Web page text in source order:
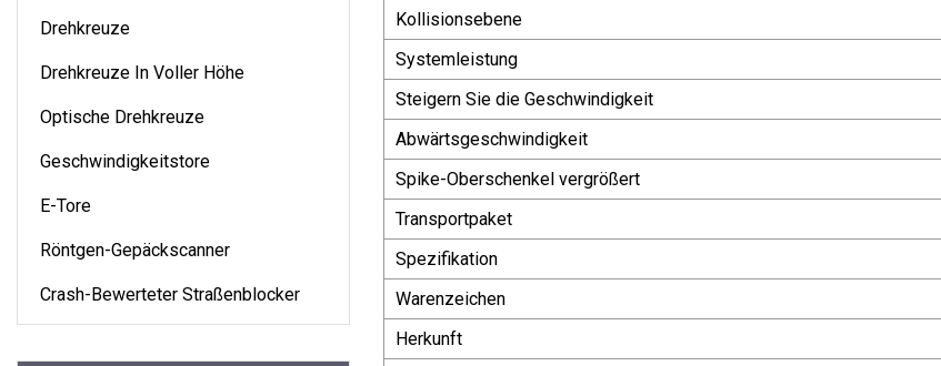
Drehkreuze
Drehkreuze In Voller Höhe
Optische Drehkreuze
Geschwindigkeitstore
E-Tore
Röntgen-Gepäckscanner
Crash-Bewerteter Straßenblocker
Kollisionsebene
Systemleistung
Steigern Sie die Geschwindigkeit
Abwärtsgeschwindigkeit
Spike-Oberschenkel vergrößert
Transportpaket
Spezifikation
Warenzeichen
Herkunft